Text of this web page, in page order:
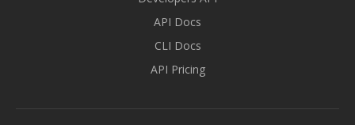
API Docs
CLI Docs
API Pricing